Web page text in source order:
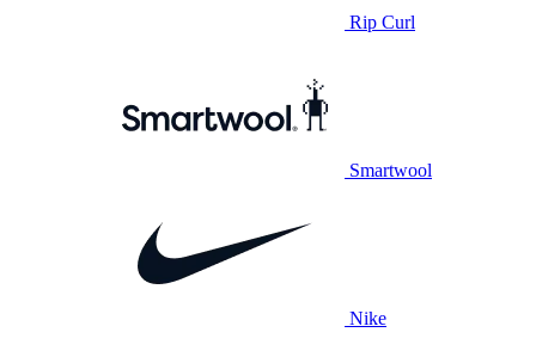
Rip Curl
Smartwool
Nike